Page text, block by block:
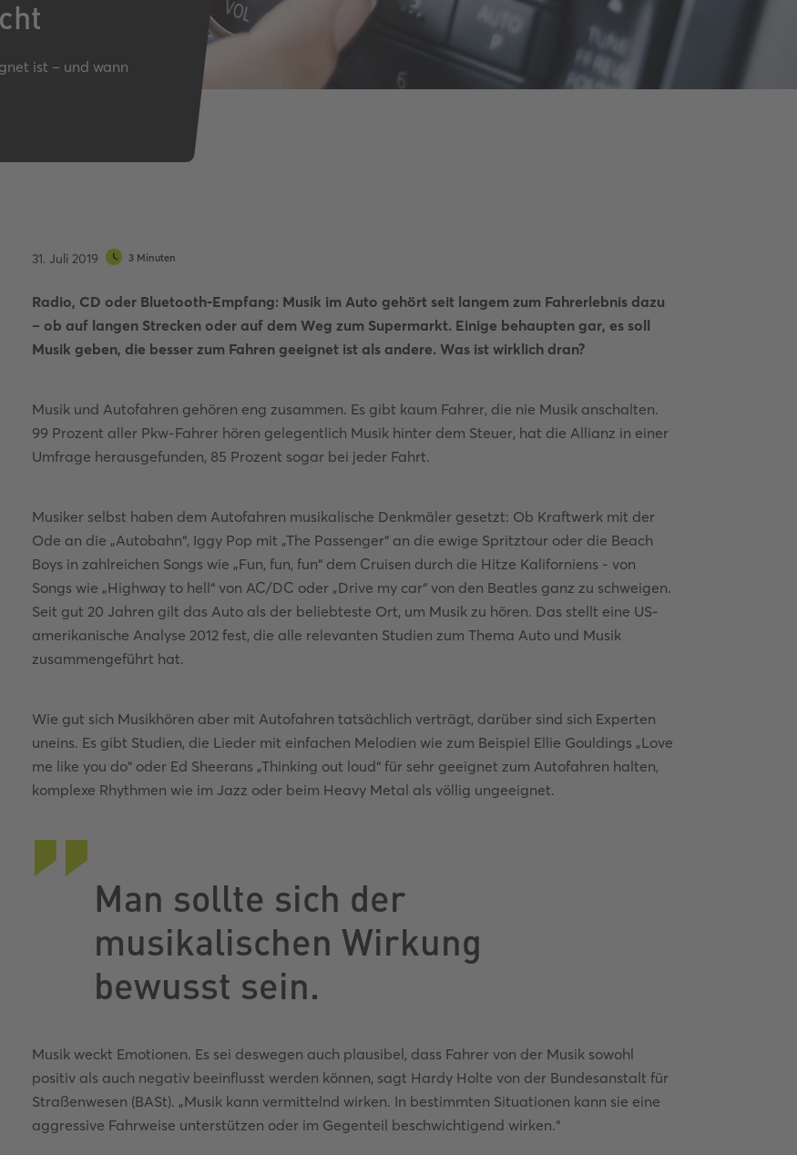
Pkw-Fahrrad-Quiz
Verkehrszeichen-Quiz
ist – und wann
31. Juli 2019 3 Minuten
Radio, CD oder Bluetooth-Empfang: Musik im Auto gehört seit langem zum Fahrerlebnis dazu
– ob auf langen Strecken oder auf dem Weg zum Supermarkt. Einige behaupten gar, es soll
Musik geben, die besser zum Fahren geeignet ist als andere. Was ist wirklich dran?
Musik und Autofahren gehören eng zusammen. Es gibt kaum Fahrer, die nie Musik anschalten.
99 Prozent aller Pkw-Fahrer hören gelegentlich Musik hinter dem Steuer, hat die Allianz in einer
Umfrage herausgefunden, 85 Prozent sogar bei jeder Fahrt.
Musiker selbst haben dem Autofahren musikalische Denkmäler gesetzt: Ob Kraftwerk mit der
Ode an die „Autobahn“, Iggy Pop mit „The Passenger“ an die ewige Spritztour oder die Beach
Boys in zahlreichen Songs wie „Fun, fun, fun“ dem Cruisen durch die Hitze Kaliforniens - von
Songs wie „Highway to hell“ von AC/DC oder „Drive my car“ von den Beatles ganz zu schweigen.
Seit gut 20 Jahren gilt das Auto als der beliebteste Ort, um Musik zu hören. Das stellt eine US-
amerikanische Analyse 2012 fest, die alle relevanten Studien zum Thema Auto und Musik
zusammengeführt hat.
Wie gut sich Musikhören aber mit Autofahren tatsächlich verträgt, darüber sind sich Experten
uneins. Es gibt Studien, die Lieder mit einfachen Melodien wie zum Beispiel Ellie Gouldings „Love
me like you do“ oder Ed Sheerans „Thinking out loud“ für sehr geeignet zum Autofahren halten,
komplexe Rhythmen wie im Jazz oder beim Heavy Metal als völlig ungeeignet.
Man sollte sich der
musikalischen Wirkung
bewusst sein.
Musik weckt Emotionen. Es sei deswegen auch plausibel, dass Fahrer von der Musik sowohl
positiv als auch negativ beeinflusst werden können, sagt Hardy Holte von der Bundesanstalt für
Straßenwesen (BASt). „Musik kann vermittelnd wirken. In bestimmten Situationen kann sie eine
aggressive Fahrweise unterstützen oder im Gegenteil beschwichtigend wirken.“